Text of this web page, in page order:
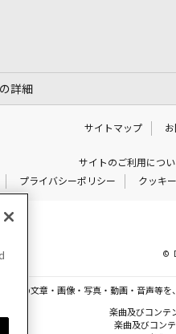
詳細
サイトマップ
サイトのご利用につい
プライバシーポリシー クッキ
©
一切の文章・画像・写真・動画・音声等
楽曲及びコンテ
楽曲及びコン